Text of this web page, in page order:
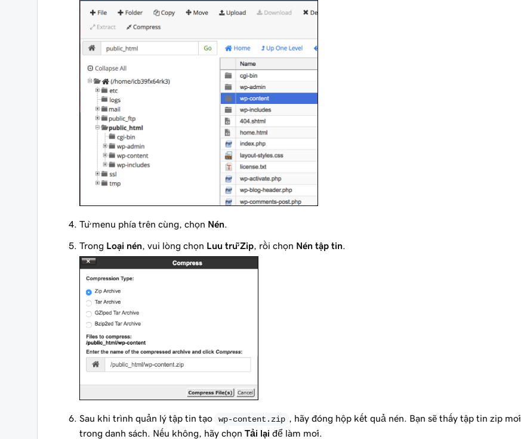
Từ menu phía trên cùng, chọn Nén
Trong Loại nén , vui lòng chọn Lưu trữ Zip , rồi chọn Nén tập tin
Sau khi trình quản lý tập tin tạo wp-content.zip , hãy đóng hộp kết quả nén. Bạn sẽ thấy tập tin zip mới
trong danh sách. Nếu không, hãy chọn Tải lại để làm mới.